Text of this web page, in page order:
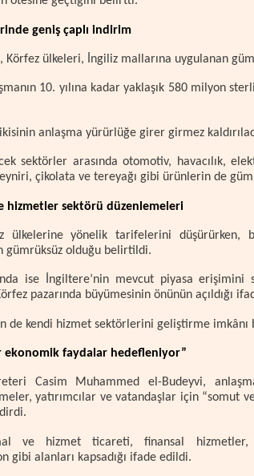
geniş çaplı indirim
Körfez ülkeleri, İngiliz mallarına uygulanan
10. yılına kadar yaklaşık 580 milyon
anlaşma yürürlüğe girer girmez
sektörler arasında otomotiv, havacılık,
çikolata ve tereyağı gibi ürünlerin de
hizmetler sektörü düzenlemeleri
ülkelerine yönelik tarifelerini
gümrüksüz olduğu belirtildi.
ise İngiltere’nin mevcut piyasa
pazarında büyümesinin önünün açıldığı
de kendi hizmet sektörlerini geliştirme imkânı
ekonomik faydalar hedefleniyor”
Casim Muhammed el-Budeyvi,
yatırımcılar ve vatandaşlar için “somut
ve hizmet ticareti, finansal
gibi alanları kapsadığı ifade edildi.